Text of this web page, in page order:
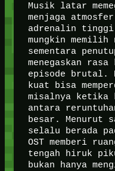
Musik latar
menjaga
adrenalin tinggi.
mungkin memilih
sementara
menegaskan
episode brutal.
kuat bisa
misalnya
antara
besar. Menurut
selalu berada
OST memberi
tengah hiruk
bukan hanya